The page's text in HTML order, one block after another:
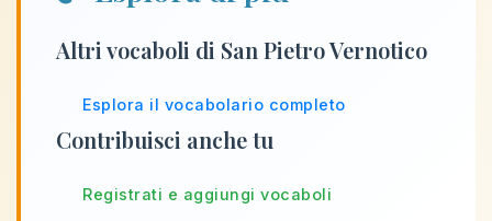
Altri vocaboli di San Pietro Vernotico
Esplora il vocabolario completo
Contribuisci anche tu
Registrati e aggiungi vocaboli